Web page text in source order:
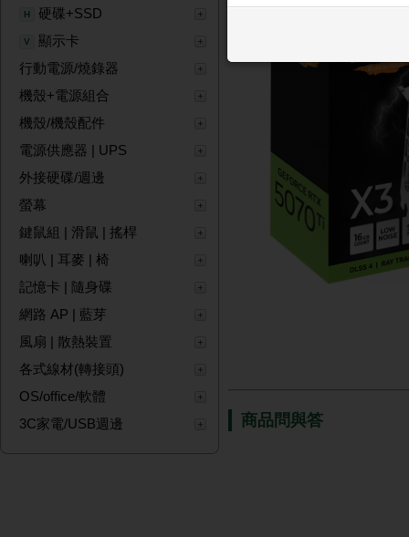
H 硬碟+SSD
V
顯示卡
行動電源/燒錄器
機殼+電源組合
機殼/機殼配件
電源供應器 | UPS
外接硬碟/週邊
螢幕
鍵鼠組 | 滑鼠 | 搖桿
喇叭 | 耳麥 | 椅
記憶卡 | 隨身碟
網路 AP | 藍芽
風扇 | 散熱裝置
各式線材(轉接頭)
OS/office/軟體
3C家電/USB週邊
商品問與答